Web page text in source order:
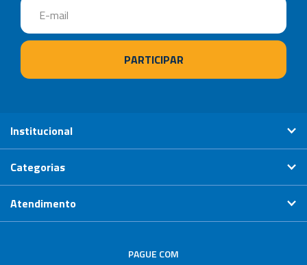
Institucional
Categorias
Atendimento
PAGUE COM